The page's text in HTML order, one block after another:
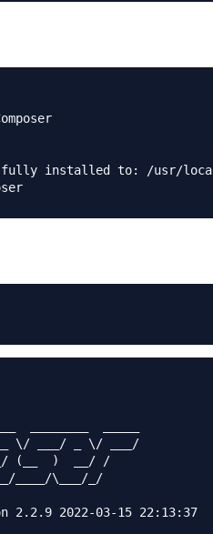
installed to: /usr/
Use it: php /usr/local/bin/composer
(__  )  __/ /
____/\___/_/
2.2.9 2022-03-15 22:13:37